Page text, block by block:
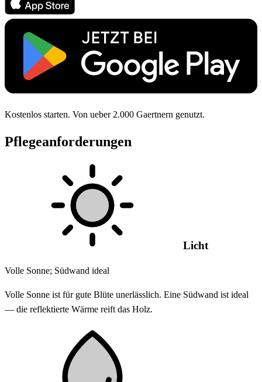
Kostenlos starten. Von ueber 2.000 Gaertnern genutzt.
Pflegeanforderungen
Licht
Volle Sonne; Südwand ideal
Volle Sonne ist für gute Blüte unerlässlich. Eine Südwand ist ideal
— die reflektierte Wärme reift das Holz.